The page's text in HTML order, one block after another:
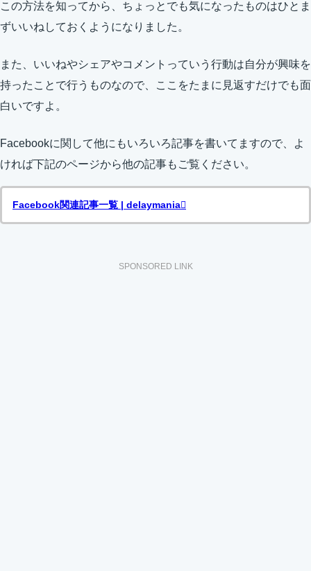
この方法を知ってから、ちょっとでも気になったものはひとま
ずいいねしておくようになりました。
また、いいねやシェアやコメントっていう行動は自分が興味を
持ったことで行うものなので、ここをたまに見返すだけでも面
白いですよ。
Facebookに関して他にもいろいろ記事を書いてますので、よ
ければ下記のページから他の記事もご覧ください。
Facebook関連記事一覧 | delaymania
SPONSORED LINK